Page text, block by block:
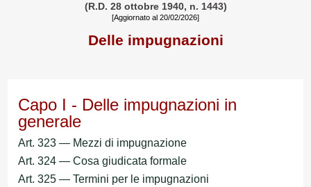
(R.D. 28 ottobre 1940, n. 1443)
[Aggiornato al 20/02/2026]
Delle impugnazioni
Capo I - Delle impugnazioni in
generale
Art. 323 — Mezzi di impugnazione
Art. 324 — Cosa giudicata formale
Art. 325 — Termini per le impugnazioni